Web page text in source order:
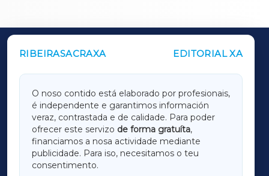
RIBEIRASACRAXA EDITORIAL XA
O noso contido está elaborado por profesionais,
é independente e garantimos información
veraz, contrastada e de calidade. Para poder
ofrecer este servizo de forma gratuíta,
financiamos a nosa actividade mediante
publicidade. Para iso, necesitamos o teu
consentimento.
OUTROS PERIÓDICOS
LUGOXA
TERRACHAXA